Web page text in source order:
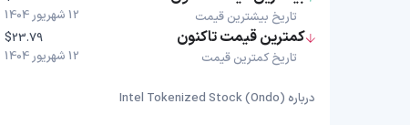
تاریخ بیشترین قیمت
12 شهریور 1404
کمترین قیمت تاکنون
تاریخ کمترین قیمت
$23.79
12 شهریور 1404
درباره Intel Tokenized Stock (Ondo)